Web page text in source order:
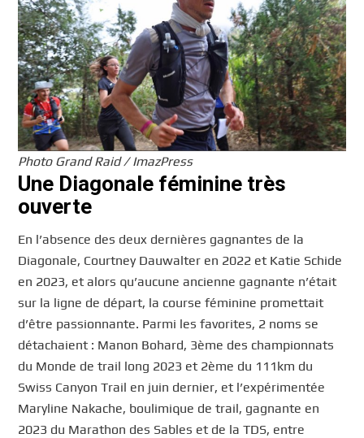
Photo Grand Raid / ImazPress
Une Diagonale féminine très
ouverte
En l’absence des deux dernières gagnantes de la
Diagonale, Courtney Dauwalter en 2022 et Katie Schide
en 2023, et alors qu’aucune ancienne gagnante n’était
sur la ligne de départ, la course féminine promettait
d’être passionnante. Parmi les favorites, 2 noms se
détachaient : Manon Bohard, 3ème des championnats
du Monde de trail long 2023 et 2ème du 111km du
Swiss Canyon Trail en juin dernier, et l’expérimentée
Maryline Nakache, boulimique de trail, gagnante en
2023 du Marathon des Sables et de la TDS, entre